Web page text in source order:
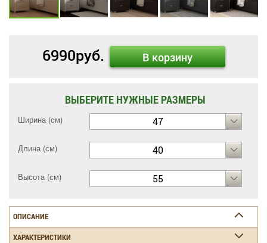
6990руб. В корзину
ВЫБЕРИТЕ НУЖНЫЕ РАЗМЕРЫ
Ширина (см) 47
Длина (см) 40
Высота (см) 55
ОПИСАНИЕ
ХАРАКТЕРИСТИКИ